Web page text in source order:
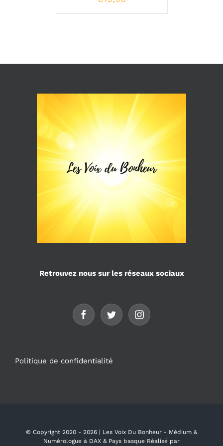
Retrouvez nous sur les réseaux sociaux
Politique de confidentialité
© Copyright 2020 - 2026 | Les Voix Du Bonheur - Médium &
Numérologue à DAX & Pays basque Réalisé par